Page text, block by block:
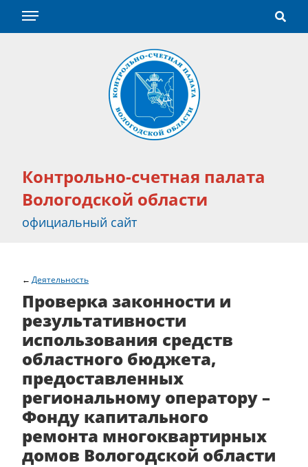
Контрольно-счетная палата
Вологодской области
официальный сайт
Деятельность
Проверка законности и
результативности
использования средств
областного бюджета,
предоставленных
региональному оператору –
Фонду капитального
ремонта многоквартирных
домов Вологодской области